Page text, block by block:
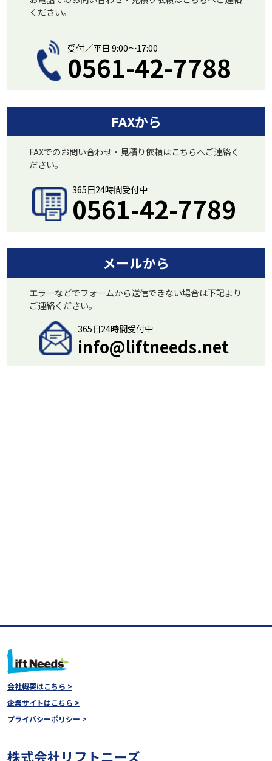
ください。
受付／平日 9:00〜17:00
0561-42-7788
FAXから
FAXでのお問い合わせ・見積り依頼はこちらへご連絡く
ださい。
365日24時間受付中
0561-42-7789
メールから
エラーなどでフォームから送信できない場合は下記より
ご連絡ください。
365日24時間受付中
info@liftneeds.net
会社概要はこちら >
企業サイトはこちら >
プライバシーポリシー >
株式会社リフトニーズ